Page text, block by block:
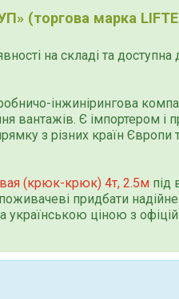
(торгова марка
на складі та доступна
інжинірингова
вантажів. Є імпортером і
з різних країн Європи
(крюк-крюк) 4т, 2.5м під
придбати надійне
українською ціною з